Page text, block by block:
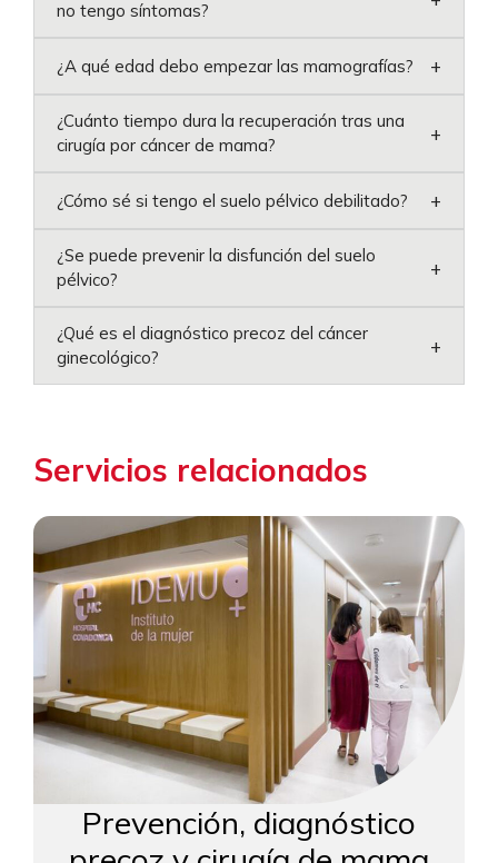
no tengo síntomas?
¿A qué edad debo empezar las mamografías? +
¿Cuánto tiempo dura la recuperación tras una
cirugía por cáncer de mama?
+
¿Cómo sé si tengo el suelo pélvico debilitado? +
¿Se puede prevenir la disfunción del suelo
pélvico?
+
¿Qué es el diagnóstico precoz del cáncer
ginecológico?
+
Servicios relacionados
Prevención, diagnóstico